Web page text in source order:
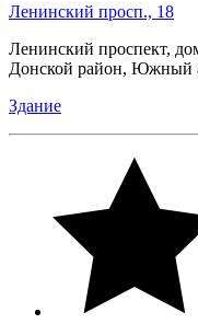
Ленинский просп., 18
Ленинский проспект,
Донской район, Южный
Здание